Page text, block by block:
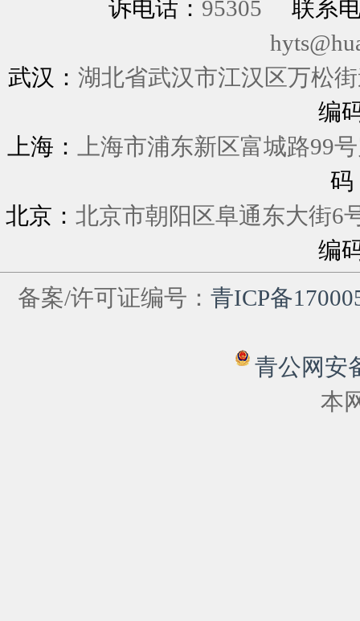
诉电话： 95305
联系
武汉： 湖北省武汉市江汉区万松
编
上海：
上海市浦东新区富
码
北京： 北京市朝阳区阜通东大
编
备案/许可证编号： 青ICP备
青公网安
本